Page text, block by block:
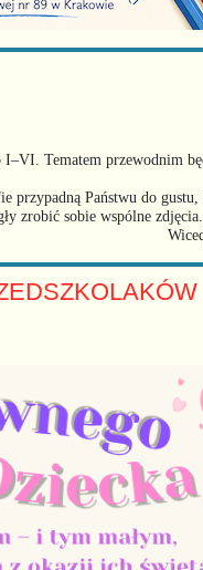
I–VI. Tematem przewodnim
przypadną Państwu do
zrobić sobie wspólne zdjęcia.